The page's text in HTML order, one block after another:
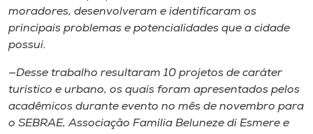
moradores, desenvolveram e identificaram os
principais problemas e potencialidades que a cidade
possui.
—Desse trabalho resultaram 10 projetos de caráter
turístico e urbano, os quais foram apresentados pelos
acadêmicos durante evento no mês de novembro para
o SEBRAE, Associação Família Beluneze di Esmere e